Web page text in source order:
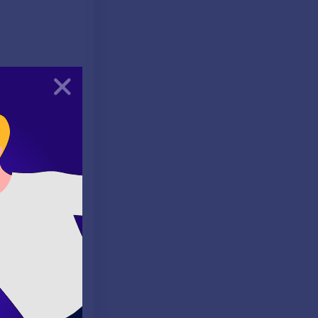
ve "since"
çıktık.)
Kapat